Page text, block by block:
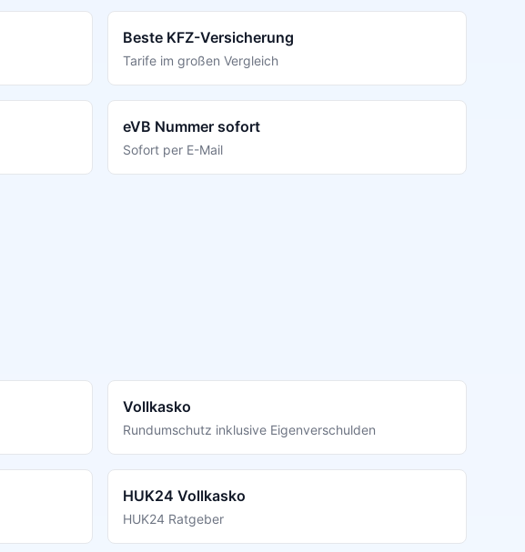
Beste KFZ-Versicherung
Tarife im großen Vergleich
eVB Nummer sofort
Sofort per E-Mail
Vollkasko
Rundumschutz inklusive Eigenverschulden
HUK24 Vollkasko
HUK24 Ratgeber